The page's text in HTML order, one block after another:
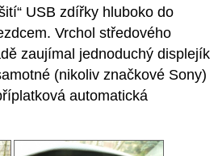
USB zdířky hluboko do
Vrchol středového
zaujímal jednoduchý displejík
(nikoliv značkové Sony)
automatická